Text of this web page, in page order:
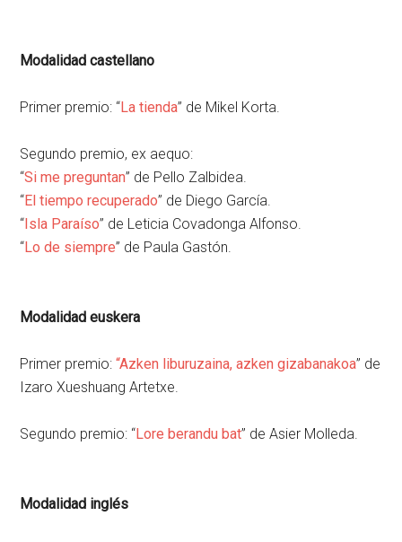
Modalidad castellano
Primer premio: “La tienda” de Mikel Korta.
Segundo premio, ex aequo:
“Si me preguntan” de Pello Zalbidea.
“El tiempo recuperado” de Diego García.
“Isla Paraíso” de Leticia Covadonga Alfonso.
“Lo de siempre” de Paula Gastón.
Modalidad euskera
Primer premio:“Azken liburuzaina, azken gizabanakoa” de
Izaro Xueshuang Artetxe.
Segundo premio: “Lore berandu bat” de Asier Molleda.
Modalidad inglés